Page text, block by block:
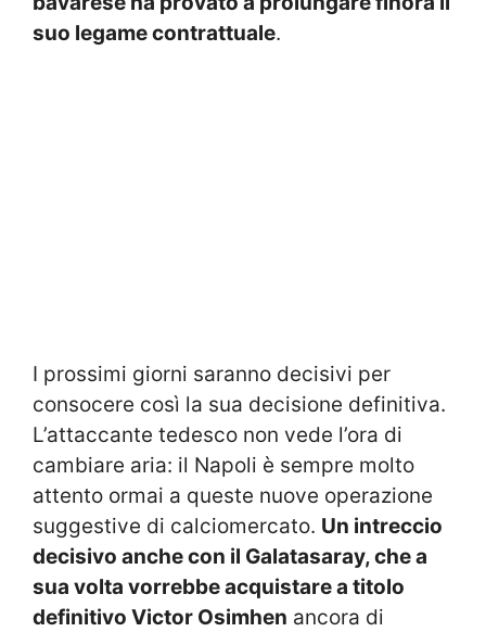
suo legame contrattuale.
I prossimi giorni saranno decisivi per
consocere così la sua decisione definitiva.
L’attaccante tedesco non vede l’ora di
cambiare aria: il Napoli è sempre molto
attento ormai a queste nuove operazione
suggestive di calciomercato. Un intreccio
decisivo anche con il Galatasaray, che a
sua volta vorrebbe acquistare a titolo
definitivo Victor Osimhen ancora di